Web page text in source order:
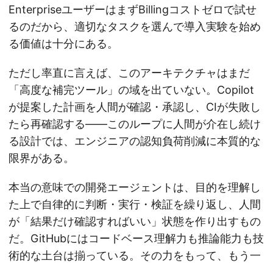
EnterpriseユーザーはまずBillingコストゼロで試せ
るのだから、適切なタスクを選んで導入実験を始め
る価値は十分にある。
ただし率直に言えば、このアーキテクチャはまだ
「高度な補完ツール」の域を出ていない。Copilot
が提案した計画を人間が確認・承認し、CIが失敗し
たら再確認する——このループに人間が介在し続け
る設計では、エンジニアの認知負荷削減に本質的な
限界がある。
本当の意味での開発エージェントは、目的を理解し
た上で自律的に判断・実行・検証を繰り返し、人間
が「結果だけ確認すればいい」状態を作り出すもの
だ。GitHubにはコードベース理解力も推論能力も技
術的な土台は揃っている。その力をもって、もう一